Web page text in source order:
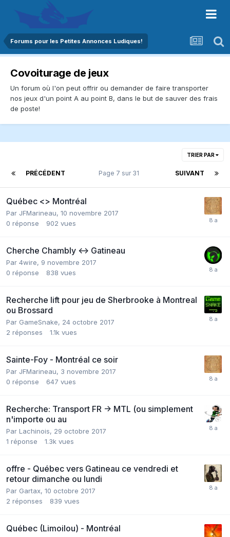
Forums pour les Petites Annonces Ludiques!
Covoiturage de jeux
Un forum où l'on peut offrir ou demander de faire transporter
nos jeux d'un point A au point B, dans le but de sauver des frais
de poste!
TRIER PAR
PRÉCÉDENT SUIVANT
Page 7 sur 31
Québec <> Montréal
Par JFMarineau, 10 novembre 2017
0 réponse 902 vues
Cherche Chambly <-> Gatineau
Par 4wire, 9 novembre 2017
0 réponse 838 vues
Recherche lift pour jeu de Sherbrooke à Montreal
ou Brossard
Par GameSnake, 24 octobre 2017
2 réponses 1.1k vues
Sainte-Foy - Montréal ce soir
Par JFMarineau, 3 novembre 2017
0 réponse 647 vues
Recherche: Transport FR -> MTL (ou simplement
n'importe ou au
Par Lachinois, 29 octobre 2017
1 réponse 1.3k vues
offre - Québec vers Gatineau ce vendredi et
retour dimanche ou lundi
Par Gartax, 10 octobre 2017
2 réponses 839 vues
Québec (Limoilou) - Montréal